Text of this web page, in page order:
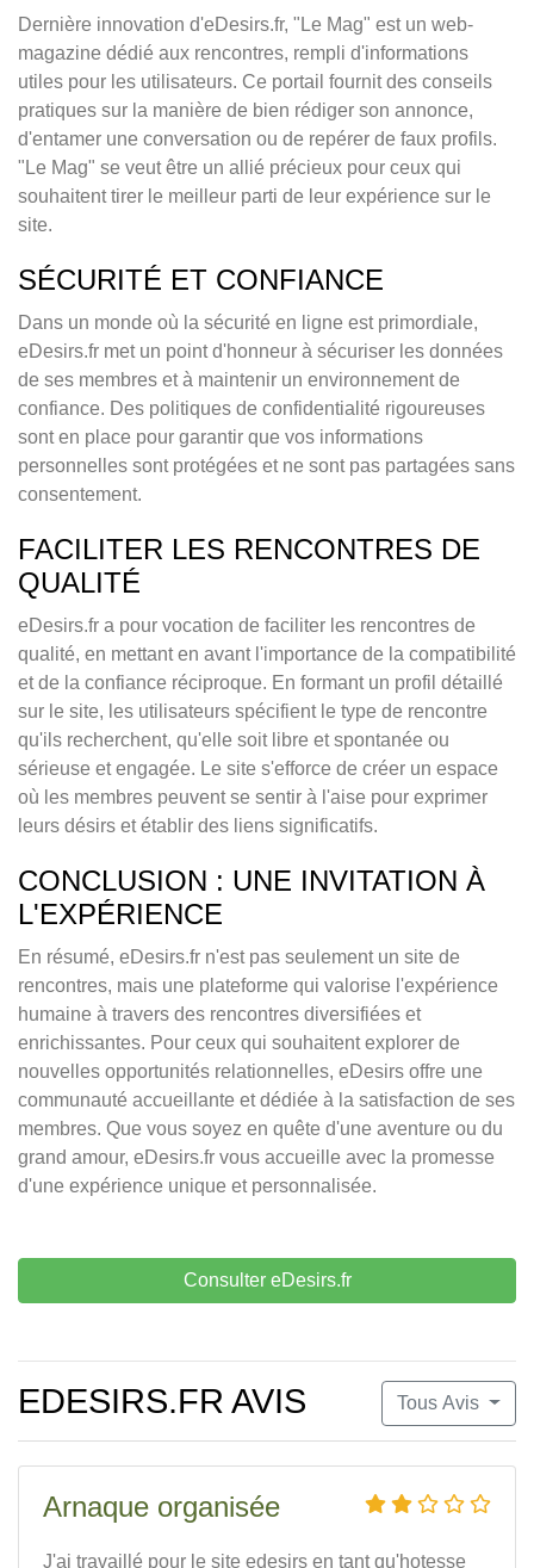
Dernière innovation d'eDesirs.fr, "Le Mag" est un web-
magazine dédié aux rencontres, rempli d'informations
utiles pour les utilisateurs. Ce portail fournit des conseils
pratiques sur la manière de bien rédiger son annonce,
d'entamer une conversation ou de repérer de faux profils.
"Le Mag" se veut être un allié précieux pour ceux qui
souhaitent tirer le meilleur parti de leur expérience sur le
site.
SÉCURITÉ ET CONFIANCE
Dans un monde où la sécurité en ligne est primordiale,
eDesirs.fr met un point d'honneur à sécuriser les données
de ses membres et à maintenir un environnement de
confiance. Des politiques de confidentialité rigoureuses
sont en place pour garantir que vos informations
personnelles sont protégées et ne sont pas partagées sans
consentement.
FACILITER LES RENCONTRES DE
QUALITÉ
eDesirs.fr a pour vocation de faciliter les rencontres de
qualité, en mettant en avant l'importance de la compatibilité
et de la confiance réciproque. En formant un profil détaillé
sur le site, les utilisateurs spécifient le type de rencontre
qu'ils recherchent, qu'elle soit libre et spontanée ou
sérieuse et engagée. Le site s'efforce de créer un espace
où les membres peuvent se sentir à l'aise pour exprimer
leurs désirs et établir des liens significatifs.
CONCLUSION : UNE INVITATION À
L'EXPÉRIENCE
En résumé, eDesirs.fr n'est pas seulement un site de
rencontres, mais une plateforme qui valorise l'expérience
humaine à travers des rencontres diversifiées et
enrichissantes. Pour ceux qui souhaitent explorer de
nouvelles opportunités relationnelles, eDesirs offre une
communauté accueillante et dédiée à la satisfaction de ses
membres. Que vous soyez en quête d'une aventure ou du
grand amour, eDesirs.fr vous accueille avec la promesse
d'une expérience unique et personnalisée.
Consulter eDesirs.fr
Tous Avis
EDESIRS.FR AVIS
Arnaque organisée
J'ai travaillé pour le site edesirs en tant qu'hotesse